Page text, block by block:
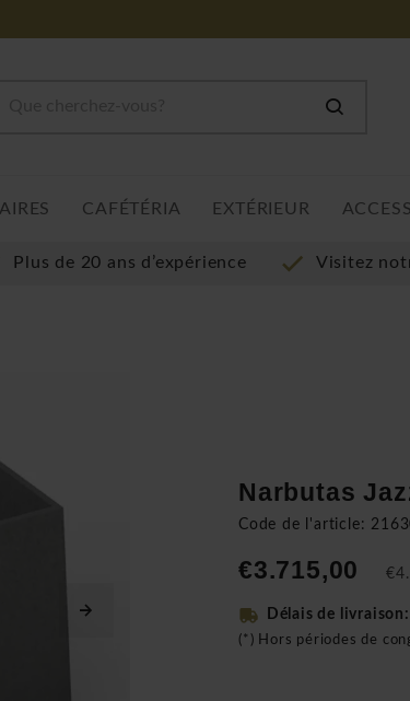
CAFÉTÉRIA EXTÉRIEUR
Plus de 20 ans d’expérience Visitez
Narbutas
Code de l'article:
€3.715,00
Délais de livraison:
(*) Hors périodes de